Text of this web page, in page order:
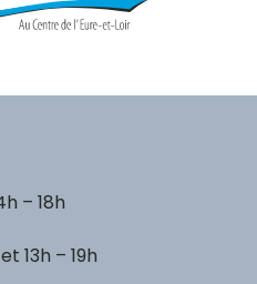
– 18h
13h – 19h